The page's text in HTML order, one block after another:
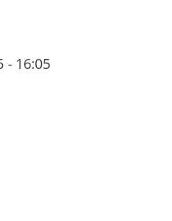
- 16:05